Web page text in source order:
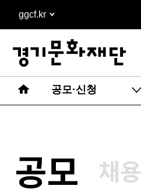
바로가기
ggcf.kr
공모·신청
공모 채용